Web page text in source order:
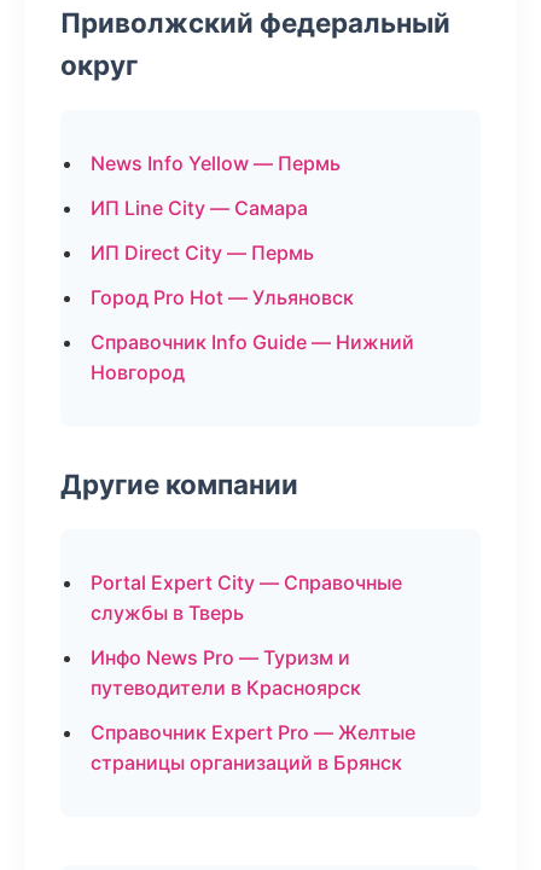
Приволжский федеральный
округ
News Info Yellow — Пермь
ИП Line City — Самара
ИП Direct City — Пермь
Город Pro Hot — Ульяновск
Справочник Info Guide — Нижний
Новгород
Другие компании
Portal Expert City — Справочные
службы в Тверь
Инфо News Pro — Туризм и
путеводители в Красноярск
Справочник Expert Pro — Желтые
страницы организаций в Брянск